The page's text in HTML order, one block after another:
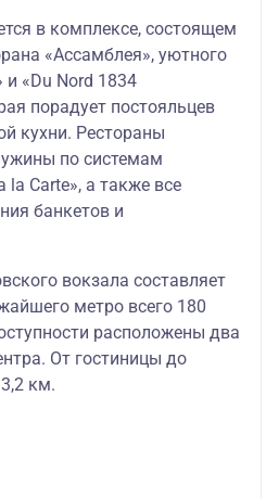
в комплексе, состоящем
«Ассамблея», уютного
«Du Nord 1834
порадует постояльцев
кухни. Рестораны
по системам
la Carte», а также все
банкетов и
вокзала составляет
метро всего 180
расположены два
От гостиницы до
км.